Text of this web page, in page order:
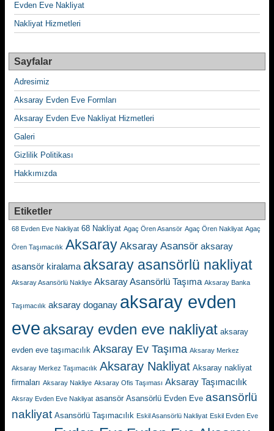
Evden Eve Nakliyat
Nakliyat Hizmetleri
Sayfalar
Adresimiz
Aksaray Evden Eve Formları
Aksaray Evden Eve Nakliyat Hizmetleri
Galeri
Gizlilik Politikası
Hakkımızda
Etiketler
68 Evden Eve Nakliyat 68 Nakliyat Agaç Ören Asansör Agaç Ören Nakliyat Agaç
Ören Taşımacılık Aksaray Aksaray Asansör aksaray
asansör kiralama aksaray asansörlü nakliyat
Aksaray Asansörlü Nakliye Aksaray Asansörlü Taşıma Aksaray Banka
Taşımacılık aksaray doganay aksaray evden
eve aksaray evden eve nakliyat aksaray
evden eve taşımacılık Aksaray Ev Taşıma Aksaray Merkez
Aksaray Merkez Taşımacılık Aksaray Nakliyat Aksaray nakliyat
firmaları Aksaray Nakliye Aksaray Ofis Taşıması Aksaray Taşımacılık
Aksray Evden Eve Nakliyat asansör Asansörlü Evden Eve asansörlü
nakliyat Asansörlü Taşımacılık Eskil Asansörlü Nakliyat Eskil Evden Eve